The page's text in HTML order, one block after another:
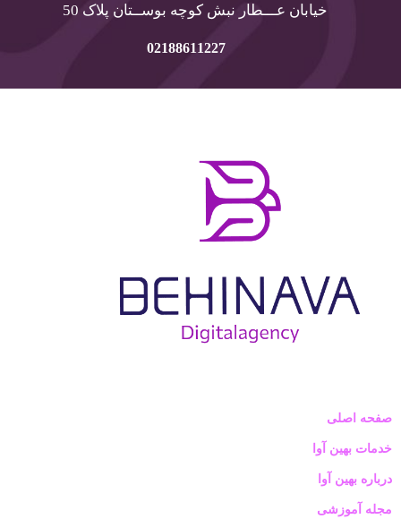
خیابان عـــطار نبش کوچه بوســتان پلاک 50
02188611227
صفحه اصلی
خدمات بهین آوا
درباره بهین آوا
مجله آموزشی